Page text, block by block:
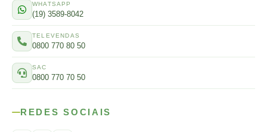
WHATSAPP
(19) 3589-8042
TELEVENDAS
0800 770 80 50
SAC
0800 770 70 50
REDES SOCIAIS